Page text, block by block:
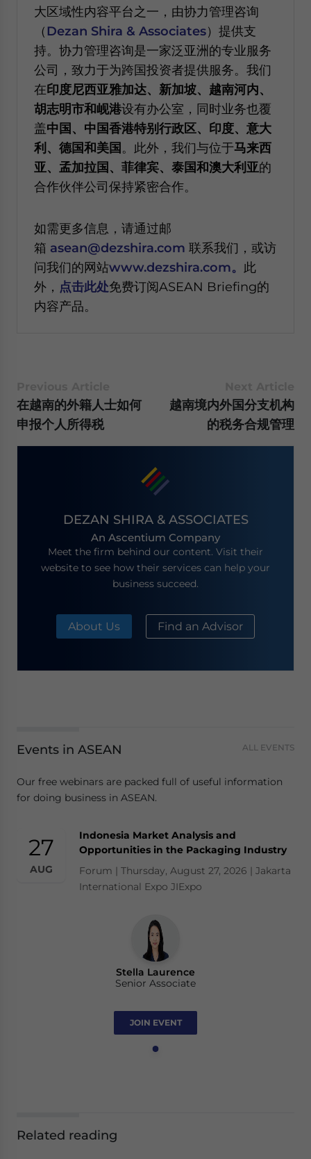
大区域性内容平台之一，由协力管理咨询
（Dezan Shira & Associates）提供支
持。协力管理咨询是一家泛亚洲的专业服务
公司，致力于为跨国投资者提供服务。我们
在印度尼西亚雅加达、新加坡、越南河内、
胡志明市和岘港设有办公室，同时业务也覆
盖中国、中国香港特别行政区、印度、意大
利、德国和美国 。此外，我们与位于马来西
亚、孟加拉国、菲律宾、泰国和澳大利亚的
合作伙伴公司保持紧密合作。
如需更多信息，请通过邮
箱 asean@dezshira.com 联系我们，或访
问我们的网站www.dezshira.com。 此
外， 点击此处免费订阅ASEAN Briefing的
内容产品。
在越南的外籍人士如何
申报个人所得税
越南境内外国分支机构
的税务合规管理
DEZAN SHIRA & ASSOCIATES
An Ascentium Company
Meet the firm behind our content. Visit their
website to see how their services can help your
business succeed.
About Us Find an Advisor
Events in ASEAN ALL EVENTS
Our free webinars are packed full of useful information
for doing business in ASEAN.
27
AUG
Indonesia Market Analysis and
Opportunities in the Packaging Industry
Forum | Thursday, August 27, 2026 | Jakarta
International Expo JIExpo
Stella Laurence
Senior Associate
JOIN EVENT
Related reading